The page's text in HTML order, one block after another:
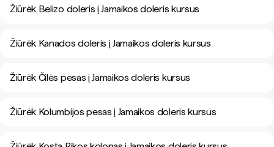
Žiūrėk Belizo doleris į Jamaikos doleris kursus
Žiūrėk Kanados doleris į Jamaikos doleris kursus
Žiūrėk Čilės pesas į Jamaikos doleris kursus
Žiūrėk Kolumbijos pesas į Jamaikos doleris kursus